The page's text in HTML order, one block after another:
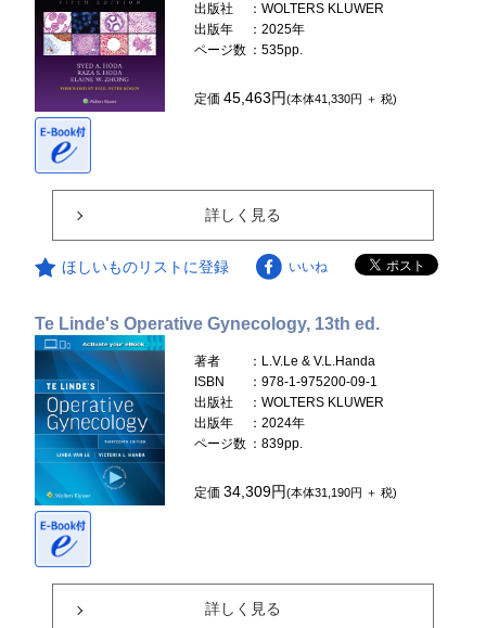
出版社
：WOLTERS KLUWER
出版年
：2025年
ページ数 ：535pp.
定価45,463円(本体41,330円 ＋ 税)
詳しく見る
ほしいものリストに登録 いいね
Te Linde's Operative Gynecology, 13th ed.
著者
：L.V.Le & V.L.Handa
ISBN
：978-1-975200-09-1
出版社
：WOLTERS KLUWER
出版年
：2024年
ページ数 ：839pp.
定価34,309円(本体31,190円 ＋ 税)
詳しく見る